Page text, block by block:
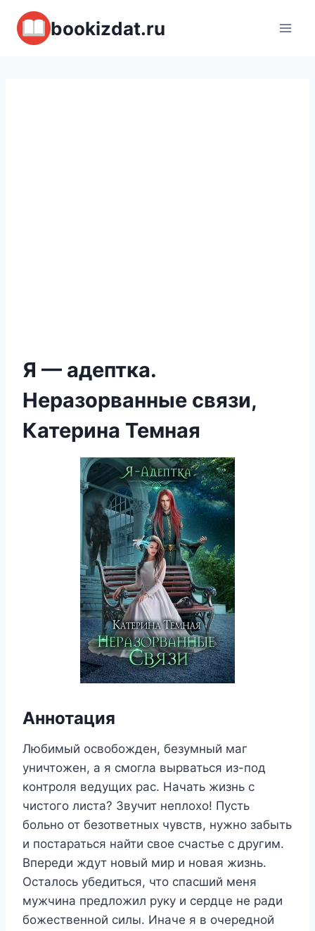
Перейти
содержимому
bookizdat.ru
Я — адептка.
Неразорванные связи,
Катерина Темная
Аннотация
Любимый освобожден, безумный маг
уничтожен, а я смогла вырваться из-под
контроля ведущих рас. Начать жизнь с
чистого листа? Звучит неплохо! Пусть
больно от безответных чувств, нужно забыть
и постараться найти свое счастье с другим.
Впереди ждут новый мир и новая жизнь.
Осталось убедиться, что спасший меня
мужчина предложил руку и сердце не ради
божественной силы. Иначе я в очередной